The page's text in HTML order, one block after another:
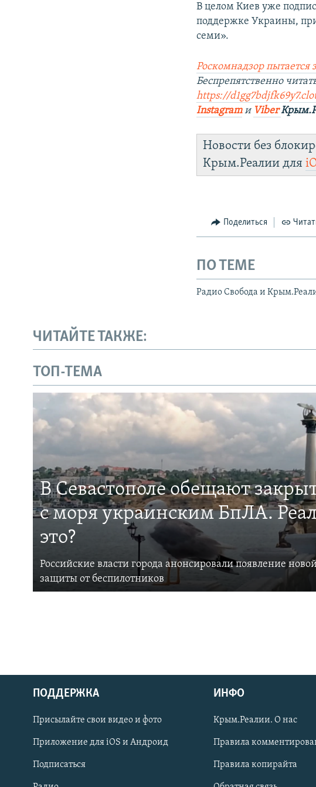
Українською
Qırımtatar
ПРИСОЕДИНЯЙТЕСЬ!
В целом Киев уже
поддержке Украины,
семи».
Роскомнадзор пытается
Беспрепятственно
https://
Instagramи Viber
Новости без
Крым.Реалии для
Поделиться
ПО ТЕМЕ
Радио Свобода и
ЧИТАЙТЕ ТАКЖЕ:
ТОП-ТЕМА
В Севастополе обещают
с моря украинским БпЛА.
это?
Российские власти города анонсировали появление
защиты от беспилотников
ПОДДЕРЖКА
Присылайте свои видео и фото
Приложение для iOS и Андроид
Подписаться
ИНФО
Крым.Реалии. О нас
Правила
Правила копирайта